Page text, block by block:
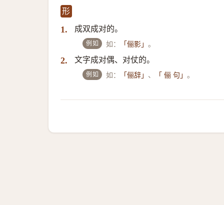
形
1. 成双成对的。
例如 如： 「俪影」。
2. 文字成对偶、对仗的。
例如 如： 「俪辞」 、 「 俪 句」。